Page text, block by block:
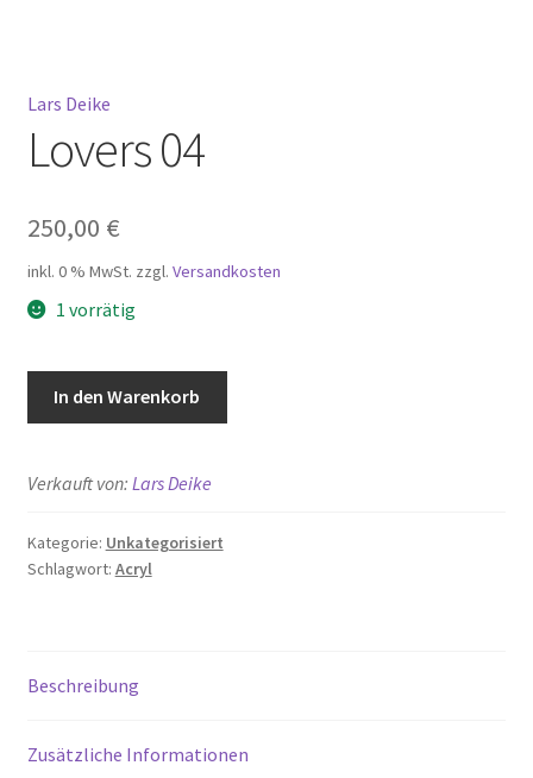
Lars Deike
Lovers 04
250,00 €
inkl. 0 % MwSt. zzgl. Versandkosten
1 vorrätig
In den Warenkorb
Verkauft von: Lars Deike
Kategorie: Unkategorisiert
Schlagwort: Acryl
Beschreibung
Zusätzliche Informationen